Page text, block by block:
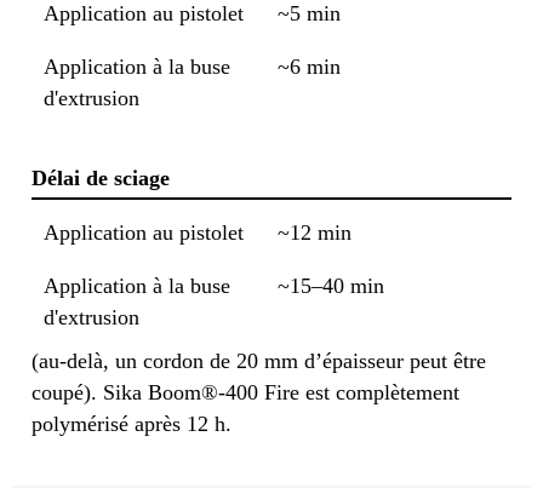
Application au pistolet ~5 min
Application à la buse
d'extrusion
~6 min
Délai de sciage
Application au pistolet ~12 min
Application à la buse
d'extrusion
~15–40 min
(au-delà, un cordon de 20 mm d’épaisseur peut être
coupé). Sika Boom®-400 Fire est complètement
polymérisé après 12 h.